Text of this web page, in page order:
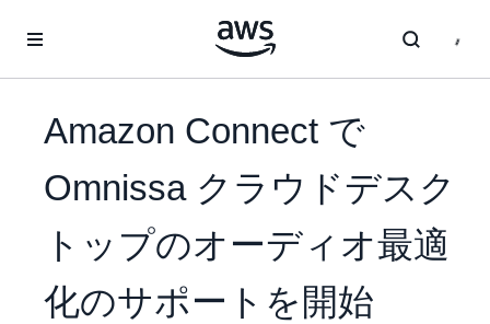
Amazon Connect で
Omnissa クラウドデスク
トップのオーディオ最適
化のサポートを開始